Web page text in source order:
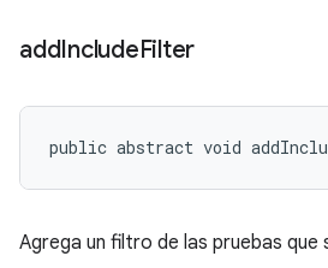
addIncludeFilter
public abstract void
Agrega un filtro de las pruebas que